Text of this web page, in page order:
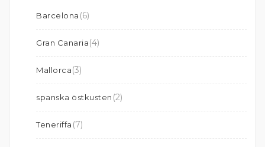
Barcelona (6)
Gran Canaria(4)
Mallorca(3)
spanska östkusten (2)
Teneriffa (7)